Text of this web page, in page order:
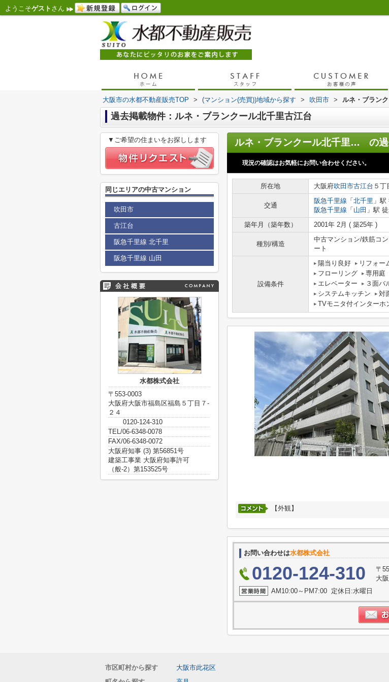
ようこそゲスト さん
大阪市の水都不動産販売TOP > (マンション(売買))地域から探す > 吹田市 > ルネ・ブラン
過去掲載物件：ルネ・ブランクール北千里古江台
ルネ・ブランクール北千里古江台 の
現況の確認はお気軽にお問い合わせください。
所在地 大阪府吹田市古江台 ５丁
交通
阪急千里線 「 北千里 」
阪急千里線 「 山田 」駅
築年月（築年数）
2001年 2月 ( 築25年 )
種別/構造
中古マンション/鉄筋コン
ート
設備条件
陽当り良好 リフォー
フローリング
専用庭
エレベーター
３面バ
システムキッチン
対
TVモニタ付インターホ
【外観】
お問い合わせは水都株式会社
0120-124-310
〒
大
AM10:00～PM7:00 定休日:水曜日
▼ご希望の住まいをお探しします
同じエリアの中古マンション
吹田市
古江台
阪急千里線 北千里
阪急千里線 山田
水都株式会社
〒553-0003
大阪府大阪市福島区福島５丁目７-
２４
0120-124-310
TEL/06-6348-0078
FAX/06-6348-0072
大阪府知事 (3) 第56851号
建築工事業 大阪府知事許可
（般-2）第153525号
市区町村から探す
大阪市此花区